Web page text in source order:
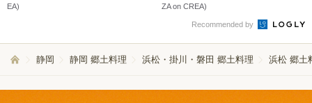
EA)
ZA on CREA)
Recommended by
静岡 静岡 郷土料理 浜松・掛川・磐田 郷土料理 浜松 郷土